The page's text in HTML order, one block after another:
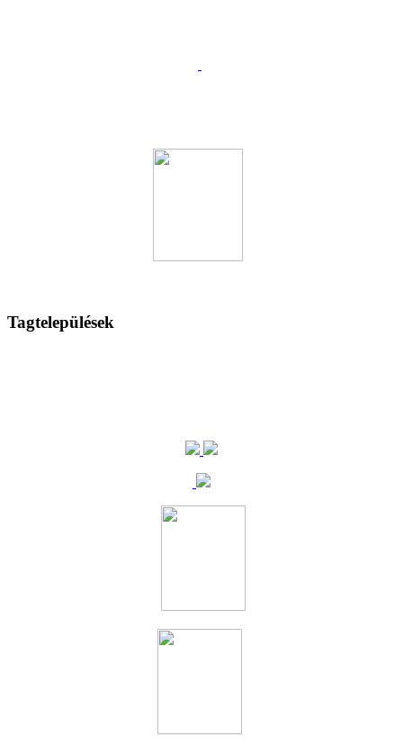
Tagtelepülések